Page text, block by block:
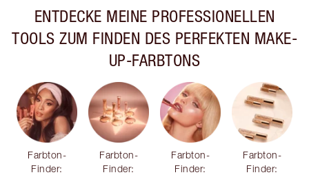
ENTDECKE MEINE PROFESSIONELLEN
TOOLS ZUM FINDEN DES PERFEKTEN MAKE-
UP-FARBTONS
Farbton-
Finder:
Farbton-
Finder:
Farbton-
Finder:
Farbton-
Finder: